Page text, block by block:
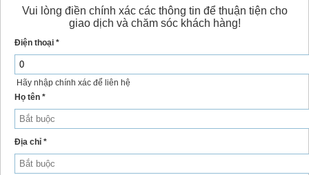
Vui lòng điền chính xác các thông tin để thuận tiện cho
giao dịch và chăm sóc khách hàng!
Điện thoại *
Hãy nhập chính xác để liên hệ
Họ tên *
Địa chỉ *